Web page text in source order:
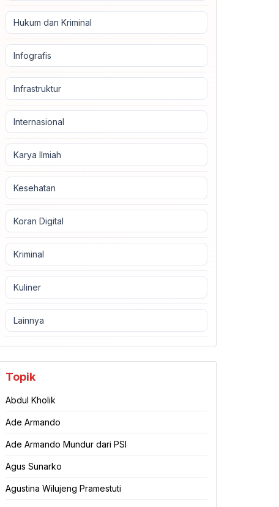
Hukum dan Kriminal
Infografis
Infrastruktur
Internasional
Karya Ilmiah
Kesehatan
Koran Digital
Kriminal
Kuliner
Lainnya
Topik
Abdul Kholik
Ade Armando
Ade Armando Mundur dari PSI
Agus Sunarko
Agustina Wilujeng Pramestuti